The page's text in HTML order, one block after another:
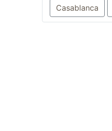
Casablanca